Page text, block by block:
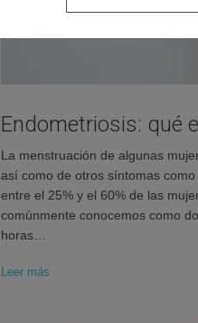
Endometriosis: qué
La menstruación de algunas
así como de otros síntomas
entre el 25% y el 60% de las
comúnmente conocemos como
horas…
Leer más